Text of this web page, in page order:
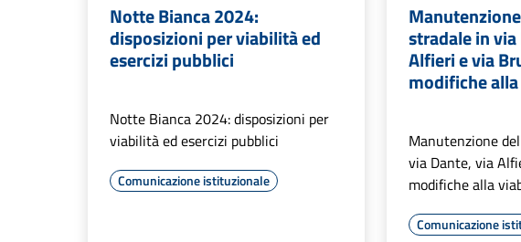
Notte Bianca 2024:
disposizioni per viabilità ed
esercizi pubblici
Notte Bianca 2024: disposizioni per
viabilità ed esercizi pubblici
Comunicazione istituzionale
stradale in
Alfieri e via
modifiche
Manutenzione
via Dante, via
modifiche alla
Comunicazione